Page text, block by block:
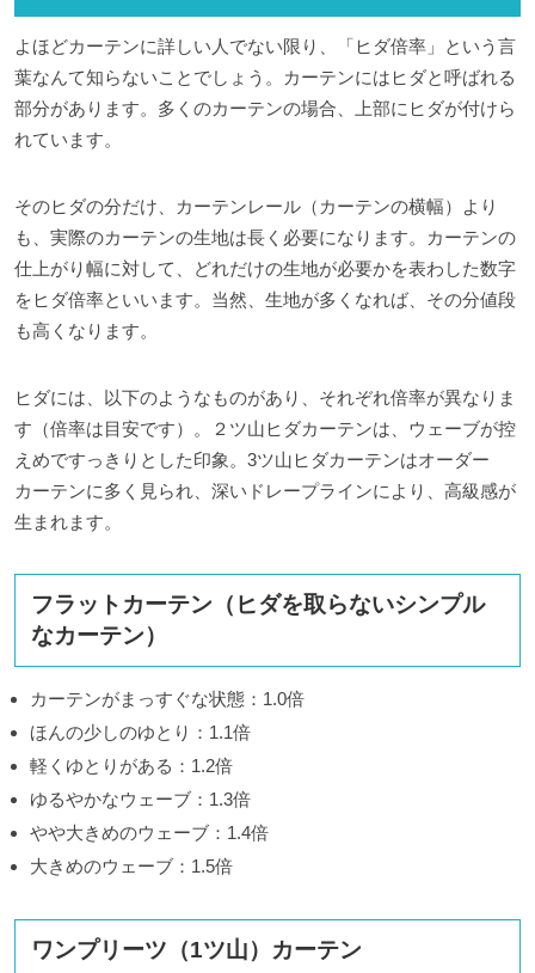
よほどカーテンに詳しい人でない限り、「ヒダ倍率」という言
葉なんて知らないことでしょう。カーテンにはヒダと呼ばれる
部分があります。多くのカーテンの場合、上部にヒダが付けら
れています。
そのヒダの分だけ、カーテンレール（カーテンの横幅）より
も、実際のカーテンの生地は長く必要になります。カーテンの
仕上がり幅に対して、どれだけの生地が必要かを表わした数字
をヒダ倍率といいます。当然、生地が多くなれば、その分値段
も高くなります。
ヒダには、以下のようなものがあり、それぞれ倍率が異なりま
す（倍率は目安です）。２ツ山ヒダカーテンは、ウェーブが控
えめですっきりとした印象。3ツ山ヒダカーテンはオーダー
カーテンに多く見られ、深いドレープラインにより、高級感が
生まれます。
フラットカーテン（ヒダを取らないシンプル
なカーテン）
カーテンがまっすぐな状態：1.0倍
ほんの少しのゆとり： 1.1倍
軽くゆとりがある： 1.2倍
ゆるやかなウェーブ： 1.3倍
やや大きめのウェーブ： 1.4倍
大きめのウェーブ： 1.5倍
ワンプリーツ（1ツ山）カーテン